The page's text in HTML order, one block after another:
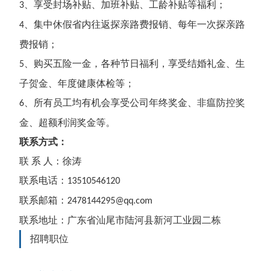
3 、享受封场补贴、加班补贴、工龄补贴等福利；
4 、集中休假省内往返探亲路费报销、每年一次探亲路
费报销；
5 、购买五险一金，各种节日福利，享受结婚礼金、生
子贺金、年度健康体检等；
6 、所有员工均有机会享受公司年终奖金、非瘟防控奖
金、超额利润奖金等。
联系方式：
联 系 人： 徐涛
联系电话： 13510546120
联系邮箱： 2478144295@qq.com
联系地址： 广东省汕尾市陆河县新河工业园二栋
招聘职位